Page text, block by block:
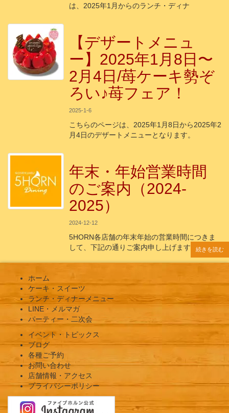
続きを読む
続きを読む
は、2025年1月からのランチ・ディナ
続きを読む
【デザートメニュ
ー】2025年1月8日〜
2月4日/苺ケーキ勢ぞ
ろい♪苺フェア！
2025-1-6
こちらのページは、2025年1月8日から2025年2
月4日のデザートメニューとなります。
続きを読む
年末・年始営業時間
のご案内（2024-
2025）
2024-12-12
5HORN各店舗の年末年始の営業時間につきま
して、下記の通りご案内申し上げます。 年続きを読む
ホーム
ケーキ・スイーツ
ランチ・ディナーメニュー
LINE・メルマガ
パーティー・二次会
イベント・トピックス
ブログ
各種ご予約
お問い合わせ
店舗情報・アクセス
プライバシーポリシー